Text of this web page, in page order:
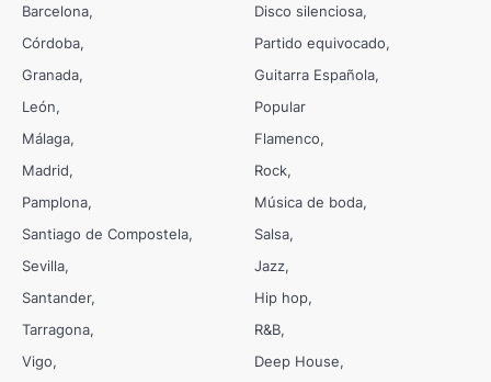
Barcelona
Córdoba
Granada
León
Málaga
Madrid
Pamplona
Santiago de Compostela
Sevilla
Santander
Tarragona
Vigo
Disco silenciosa
Partido equivocado
Guitarra Española
Popular
Flamenco
Rock
Música de boda
Salsa
Jazz
Hip hop
R&B
Deep House